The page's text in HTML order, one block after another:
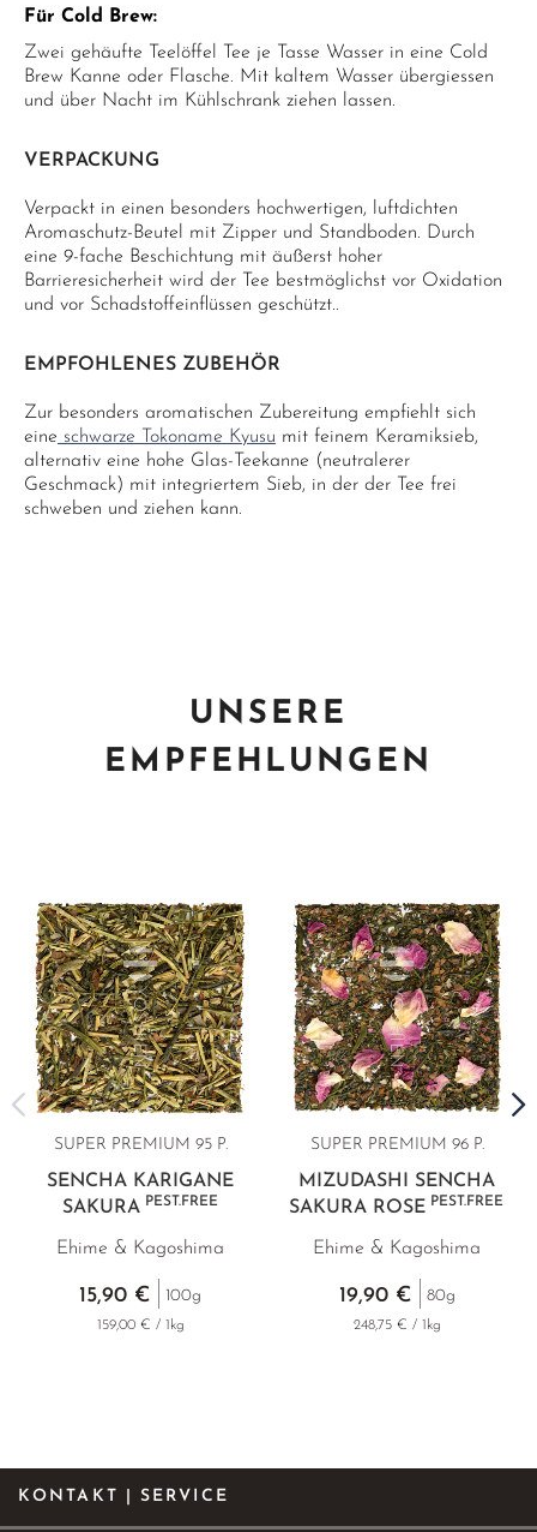
Für Cold Brew:
Zwei gehäufte Teelöffel Tee je Tasse Wasser in eine Cold
Brew Kanne oder Flasche. Mit kaltem Wasser übergiessen
und über Nacht im Kühlschrank ziehen lassen.
VERPACKUNG
Verpackt in einen besonders hochwertigen, luftdichten
Aromaschutz-Beutel mit Zipper und Standboden. Durch
eine 9-fache Beschichtung mit äußerst hoher
Barrieresicherheit wird der Tee bestmöglichst vor Oxidation
und vor Schadstoffeinflüssen geschützt..
EMPFOHLENES ZUBEHÖR
Zur besonders aromatischen Zubereitung empfiehlt sich
eine schwarze Tokoname Kyusu mit feinem Keramiksieb,
alternativ eine hohe Glas-Teekanne (neutralerer
Geschmack) mit integriertem Sieb, in der der Tee frei
schweben und ziehen kann.
UNSERE
EMPFEHLUNGEN
SUPER PREMIUM 95 P.
SENCHA KARIGANE
SAKURA PEST.FREE
Ehime & Kagoshima
15,90 € 100g
159,00 € / 1kg
SUPER PREMIUM 96 P.
MIZUDASHI SENCHA
SAKURA ROSE PEST.FREE
Ehime & Kagoshima
19,90 € 80g
248,75 € / 1kg
KONTAKT | SERVICE